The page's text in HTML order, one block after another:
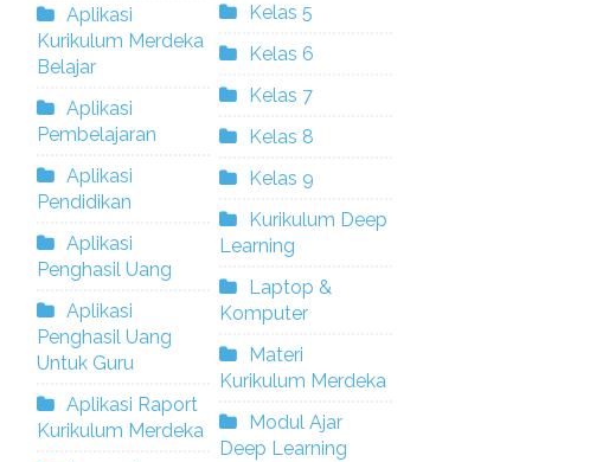
Aplikasi
Kurikulum Merdeka
Belajar
Aplikasi
Pembelajaran
Aplikasi
Pendidikan
Aplikasi
Penghasil Uang
Aplikasi
Penghasil Uang
Untuk Guru
Aplikasi Raport
Kurikulum Merdeka
Kelas 5
Kelas 6
Kelas 7
Kelas 8
Kelas 9
Kurikulum Deep
Learning
Laptop &
Komputer
Materi
Kurikulum Merdeka
Modul Ajar
Deep Learning